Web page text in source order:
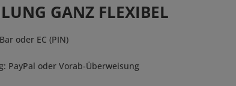
GANZ FLEXIBEL
oder EC (PIN)
PayPal oder Vorab-Überweisung